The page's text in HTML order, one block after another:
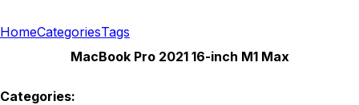
HomeCategoriesTags
MacBook Pro 2021 16-inch M1 Max
Categories: